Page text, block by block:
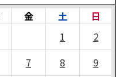
金 土
日
1
2
7 8
9